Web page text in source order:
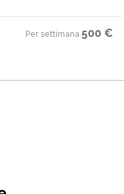
Per settimana·500 €